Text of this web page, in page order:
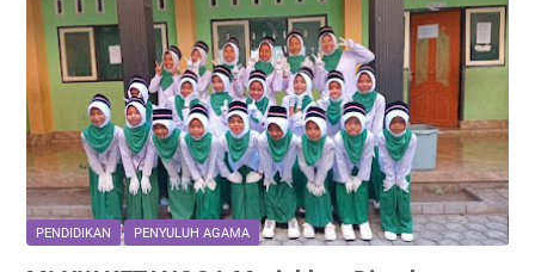
n
g
a
n
I
s
l
a
m
A
c
e
k
N
a
m
a
d
i
PENDIDIKAN PENYULUH AGAMA